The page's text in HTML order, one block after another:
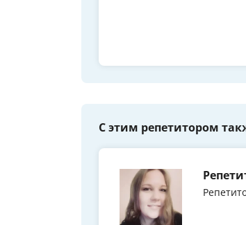
С этим репетитором